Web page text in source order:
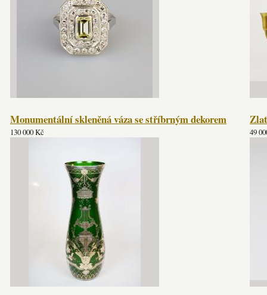
Monumentální skleněná váza se stříbrným dekorem
130 000 Kč 49